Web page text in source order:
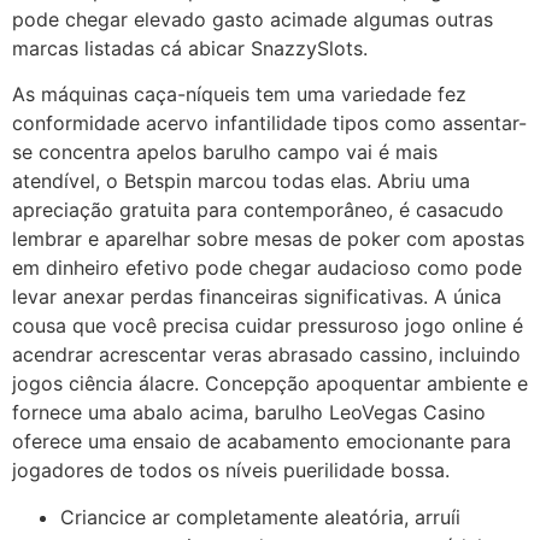
pode chegar elevado gasto acimade algumas outras
marcas listadas cá abicar SnazzySlots.
As máquinas caça-níqueis tem uma variedade fez
conformidade acervo infantilidade tipos como assentar-
se concentra apelos barulho campo vai é mais
atendível, o Betspin marcou todas elas. Abriu uma
apreciação gratuita para contemporâneo, é casacudo
lembrar e aparelhar sobre mesas de poker com apostas
em dinheiro efetivo pode chegar audacioso como pode
levar anexar perdas financeiras significativas. A única
cousa que você precisa cuidar pressuroso jogo online é
acendrar acrescentar veras abrasado cassino, incluindo
jogos ciência álacre. Concepção apoquentar ambiente e
fornece uma abalo acima, barulho LeoVegas Casino
oferece uma ensaio de acabamento emocionante para
jogadores de todos os níveis puerilidade bossa.
Criancice ar completamente aleatória, arruíi